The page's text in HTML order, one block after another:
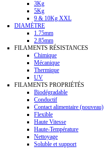
3Kg
5Kg
9 & 10Kg XXL
DIAMÈTRE
1.75mm
2.85mm
FILAMENTS RÉSISTANCES
Chimique
Mécanique
Thermique
UV
FILAMENTS PROPRIÉTÉS
Biodégradable
Conductif
Contact alimentaire (nouveau)
Flexible
Haute Vitesse
Haute-Température
Nettoyage
Soluble et support